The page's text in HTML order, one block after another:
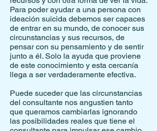
Para poder ayudar a una persona con
ideación suicida debemos ser capaces
de entrar en su mundo, de conocer sus
circunstancias y sus recursos, de
pensar con su pensamiento y de sentir
junto a él. Solo la ayuda que proviene
de este conocimiento y esta cercanía
llega a ser verdaderamente efectiva.
Puede suceder que las circunstancias
del consultante nos angustien tanto
que queramos cambiarlas ignorando
las posibilidades reales que tiene el